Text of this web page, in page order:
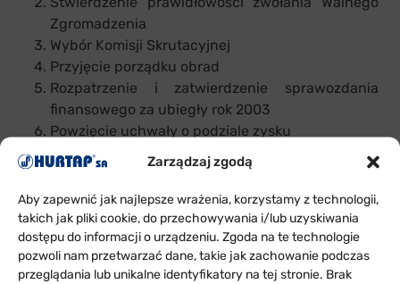
Zarządzaj zgodą
Aby zapewnić jak najlepsze wrażenia, korzystamy z technologii,
takich jak pliki cookie, do przechowywania i/lub uzyskiwania
dostępu do informacji o urządzeniu. Zgoda na te technologie
pozwoli nam przetwarzać dane, takie jak zachowanie podczas
przeglądania lub unikalne identyfikatory na tej stronie. Brak
Zgromadzenia
Wybór Komisji Skrutacyjnej
Przyjęcie porządku obrad
Rozpatrzenie i zatwierdzenie sprawozdania
finansowego za ubiegły rok 2003
Powzięcie uchwały o podziale zysku
Udzielenie absolutorium Prezesowi Zarządu i
Członkom Rady Nadzorczej
Zamknięcie obrad